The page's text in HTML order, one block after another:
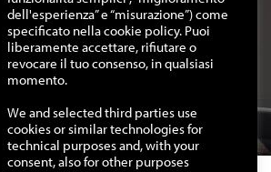
CATALOGHI
CLICCA QUI
dell'esperienza” e “misurazione”) come
specificato nella cookie policy. Puoi
liberamente accettare, rifiutare o
revocare il tuo consenso, in qualsiasi
momento.
We and selected third parties use
cookies or similar technologies for
technical purposes and, with your
consent, also for other purposes